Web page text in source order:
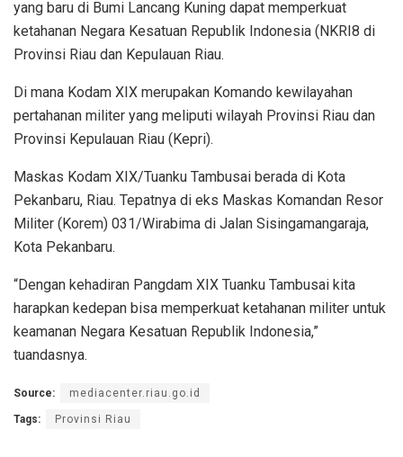
yang baru di Bumi Lancang Kuning dapat memperkuat
ketahanan Negara Kesatuan Republik Indonesia (NKRI8 di
Provinsi Riau dan Kepulauan Riau.
Di mana Kodam XIX merupakan Komando kewilayahan
pertahanan militer yang meliputi wilayah Provinsi Riau dan
Provinsi Kepulauan Riau (Kepri).
Maskas Kodam XIX/Tuanku Tambusai berada di Kota
Pekanbaru, Riau. Tepatnya di eks Maskas Komandan Resor
Militer (Korem) 031/Wirabima di Jalan Sisingamangaraja,
Kota Pekanbaru.
“Dengan kehadiran Pangdam XIX Tuanku Tambusai kita
harapkan kedepan bisa memperkuat ketahanan militer untuk
keamanan Negara Kesatuan Republik Indonesia,”
tuandasnya.
Source: mediacenter.riau.go.id
Tags: Provinsi Riau